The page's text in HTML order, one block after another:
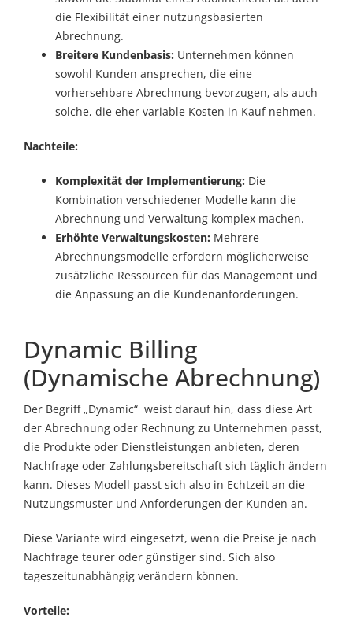
die Flexibilität einer nutzungsbasierten
Abrechnung.
Breitere Kundenbasis: Unternehmen können
sowohl Kunden ansprechen, die eine
vorhersehbare Abrechnung bevorzugen, als auch
solche, die eher variable Kosten in Kauf nehmen.
Nachteile:
Komplexität der Implementierung: Die
Kombination verschiedener Modelle kann die
Abrechnung und Verwaltung komplex machen.
Erhöhte Verwaltungskosten: Mehrere
Abrechnungsmodelle erfordern möglicherweise
zusätzliche Ressourcen für das Management und
die Anpassung an die Kundenanforderungen.
Dynamic Billing
(Dynamische Abrechnung)
Der Begriff „Dynamic“ weist darauf hin, dass diese Art
der Abrechnung oder Rechnung zu Unternehmen passt,
die Produkte oder Dienstleistungen anbieten, deren
Nachfrage oder Zahlungsbereitschaft sich täglich ändern
kann. Dieses Modell passt sich also in Echtzeit an die
Nutzungsmuster und Anforderungen der Kunden an.
Diese Variante wird eingesetzt, wenn die Preise je nach
Nachfrage teurer oder günstiger sind. Sich also
tageszeitunabhängig verändern können.
Vorteile: